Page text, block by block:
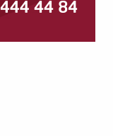
Künye
İletişim